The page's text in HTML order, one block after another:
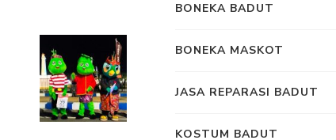
BONEKA BADUT
BONEKA MASKOT
JASA REPARASI BADUT
KOSTUM BADUT